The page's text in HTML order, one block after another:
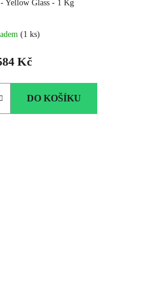
Yellow Glass - 1 Kg
(1 ks)
Kč
DO KOŠÍKU